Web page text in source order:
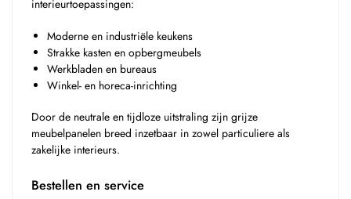
interieurtoepassingen:
Moderne en industriële keukens
Strakke kasten en opbergmeubels
Werkbladen en bureaus
Winkel- en horeca-inrichting
Door de neutrale en tijdloze uitstraling zijn grijze
meubelpanelen breed inzetbaar in zowel particuliere als
zakelijke interieurs.
Bestellen en service